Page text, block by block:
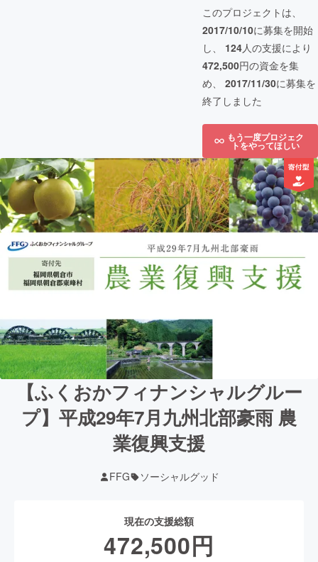
このプロジェクトは、
2017/10/10に募集を開始
し、 124人の支援により
472,500円の資金を集
め、 2017/11/30に募集を
終了しました
もう一度プロジェク
トをやってほしい
【ふくおかフィナンシャルグルー
プ】平成29年7月九州北部豪雨 農
業復興支援
FFG ソーシャルグッド
現在の支援総額
472,500円